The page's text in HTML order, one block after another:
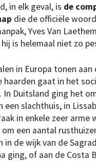
in elk geval, is de
die de officiële
Yves Van
hij is helemaal niet zo
in Europa tonen
haarden gaat in het
In Duitsland ging het
een slachthuis, in
in enkele zeer arme
een aantal
in de wijk van de
ging, of aan de Costa